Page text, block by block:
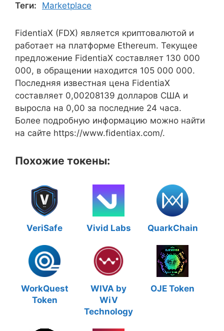
Теги:
Marketplace
FidentiaX (FDX) является криптовалютой и
работает на платформе Ethereum. Текущее
предложение FidentiaX составляет 130 000
000, в обращении находится 105 000 000.
Последняя известная цена FidentiaX
составляет 0,00208139 долларов США и
выросла на 0,00 за последние 24 часа.
Более подробную информацию можно найти
на сайте https://www.fidentiax.com/.
Похожие токены:
VeriSafe Vivid Labs QuarkChain
WorkQuest
Token
WIVA by
WiV
Technology
OJE Token